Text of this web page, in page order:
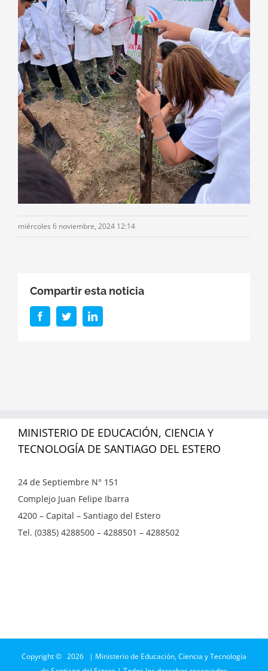
miércoles 6 noviembre, 2024 12:14
Compartir esta noticia
FacebookTwitterLinkedIn
MINISTERIO DE EDUCACIÓN, CIENCIA Y
TECNOLOGÍA DE SANTIAGO DEL ESTERO
24 de Septiembre N° 151
Complejo Juan Felipe Ibarra
4200 – Capital – Santiago del Estero
Tel. (0385) 4288500 – 4288501 – 4288502
Copyright © 2026 | Ministerio de Educación, Ciencia y Tecnología